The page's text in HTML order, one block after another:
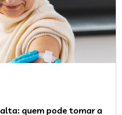
quem pode tomar a